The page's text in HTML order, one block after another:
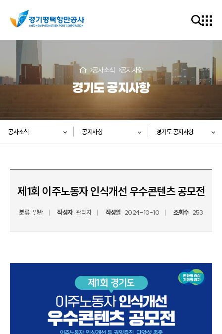
공사소식 공지사항
경기도 공지사항
공사소식 공지사항 경기도 공지사항
제1회 이주노동자 인식개선 우수콘텐츠 공모전
분류 일반 작성자 관리자 작성일 2024-10-10 조회수 253